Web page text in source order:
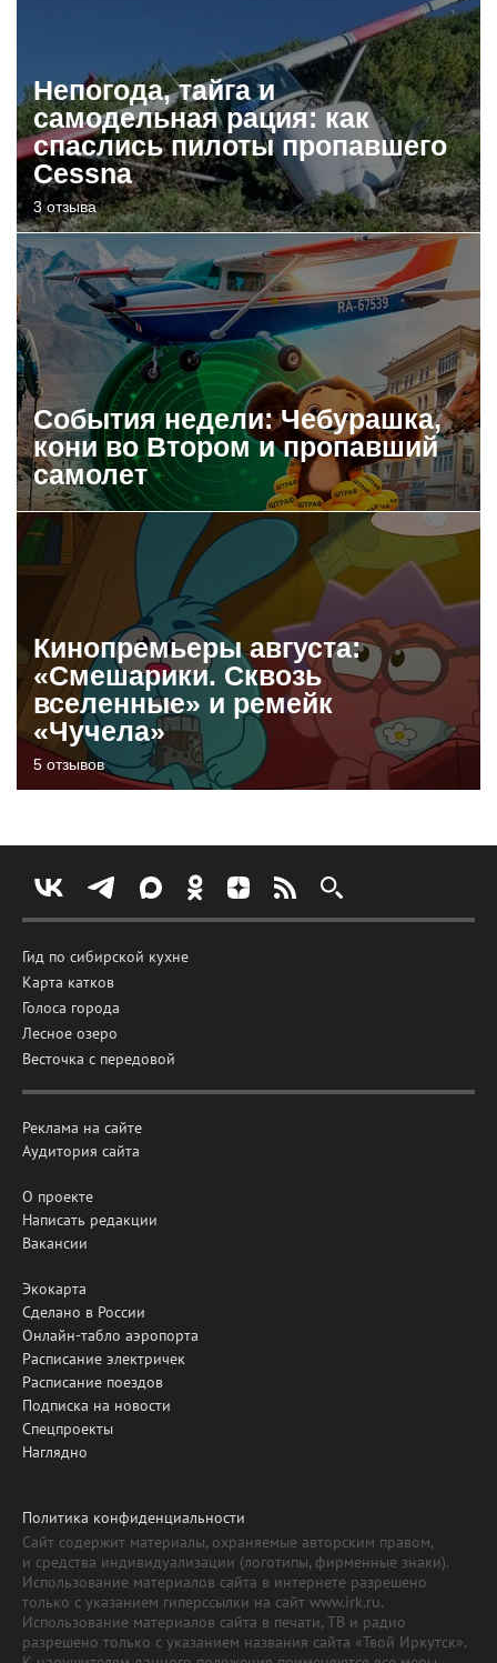
Непогода, тайга и
самодельная рация: как
спаслись пилоты пропавшего
Cessna
3 отзыва
События недели: Чебурашка,
кони во Втором и пропавший
самолет
Кинопремьеры августа:
«Смешарики. Сквозь
вселенные» и ремейк
«Чучела»
5 отзывов
Гид по сибирской кухне
Карта катков
Голоса города
Лесное озеро
Весточка с передовой
Реклама на сайте
Аудитория сайта
О проекте
Написать редакции
Вакансии
Экокарта
Сделано в России
Онлайн-табло аэропорта
Расписание электричек
Расписание поездов
Подписка на новости
Спецпроекты
Наглядно
Политика конфиденциальности
Сайт содержит материалы, охраняемые авторским правом,
и средства индивидуализации (логотипы, фирменные знаки).
Использование материалов сайта в интернете разрешено
только с указанием гиперссылки на сайт www.irk.ru.
Использование материалов сайта в печати, ТВ и радио
разрешено только с указанием названия сайта «Твой Иркутск».